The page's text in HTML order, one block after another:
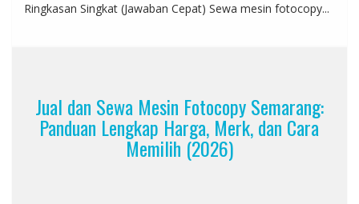
Ringkasan Singkat (Jawaban Cepat) Sewa mesin fotocopy...
Jual dan Sewa Mesin Fotocopy Semarang:
Panduan Lengkap Harga, Merk, dan Cara
Memilih (2026)